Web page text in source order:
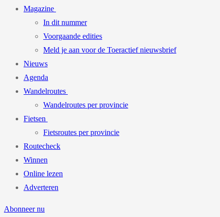
Magazine
In dit nummer
Voorgaande edities
Meld je aan voor de Toeractief nieuwsbrief
Nieuws
Agenda
Wandelroutes
Wandelroutes per provincie
Fietsen
Fietsroutes per provincie
Routecheck
Winnen
Online lezen
Adverteren
Abonneer nu